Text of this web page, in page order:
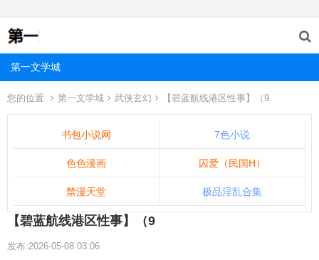
第一文学城
您的位置 第一文学城 武侠玄幻 【碧蓝航线港区性事】（9
书包小说网 7色小说
色色漫画 囚爱（民国H）
禁漫天堂 极品淫乱合集
【碧蓝航线港区性事】（9
发布:2026-05-08 03:06